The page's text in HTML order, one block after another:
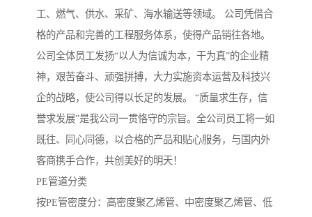
工、燃气、供水、采矿、海水输送等领域。 公司凭借合
格的产品和完善的工程服务体系，使得产品销往各地。
公司全体员工发扬“以人为信诚为本，干为真”的企业精
神，艰苦奋斗、顽强拼搏，大力实施资本运营及科技兴
企的战略，使公司得以长足的发展。 “质量求生存，信
誉求发展”是我公司一贯恪守的宗旨。全公司员工将一如
既往、同心同德，以合格的产品和贴心服务，与国内外
客商携手合作，共创美好的明天！
PE管道分类
按PE管密度分：高密度聚乙烯管、中密度聚乙烯管、低